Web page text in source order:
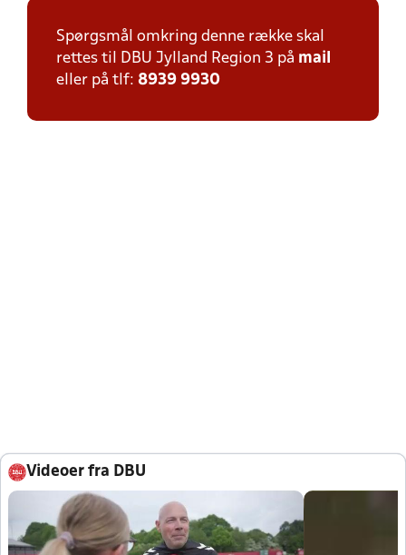
Spørgsmål omkring denne række skal
rettes til DBU Jylland Region 3 på mail
eller på tlf: 8939 9930
Videoer fra DBU